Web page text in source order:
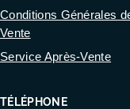
TÉLÉPHONE
Conditions Générales
Vente
Service Après-Vente